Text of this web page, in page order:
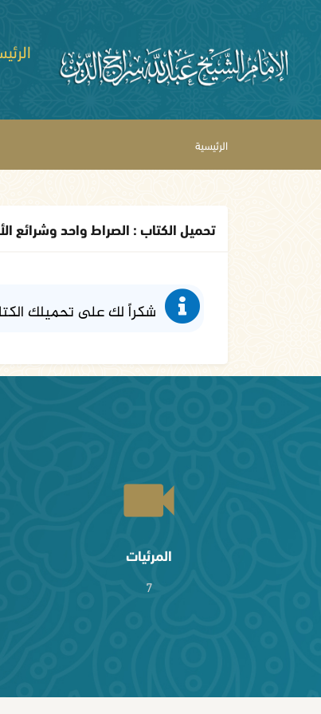
الرئيسية
تحميل الكتاب : الصراط واحد
شكراً لك على تحميلك
المرئيات
7